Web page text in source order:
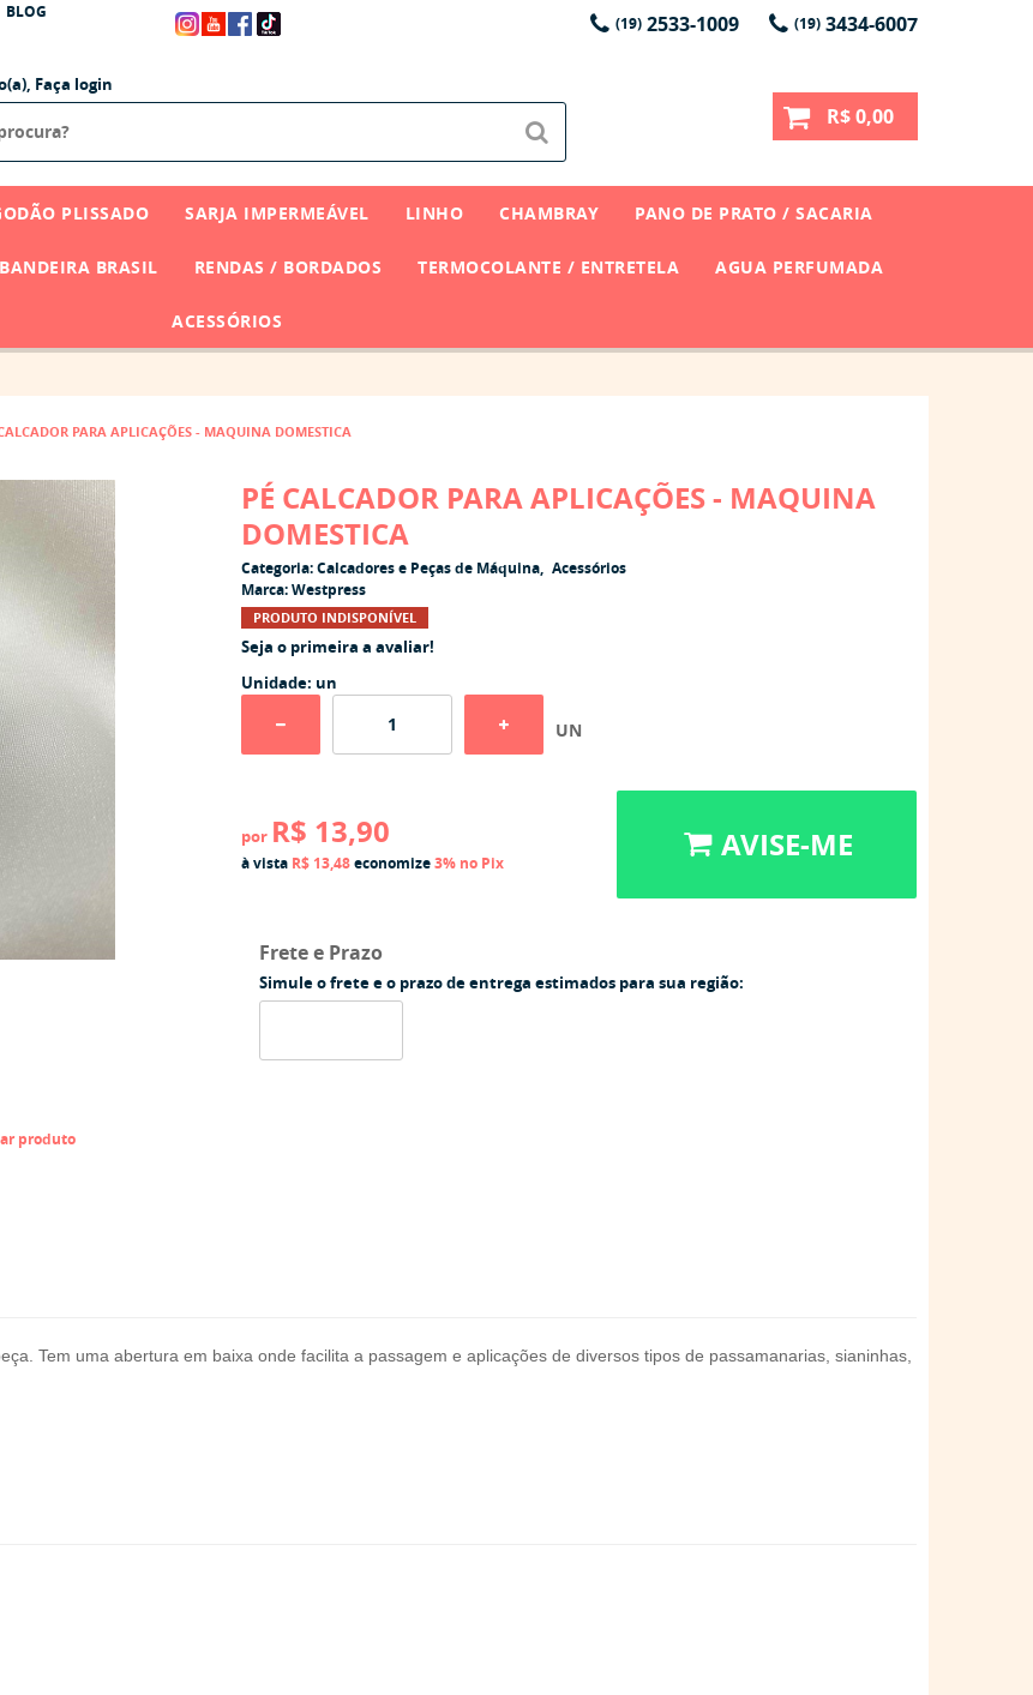
BLOG
(19)2533-1009 (19)3434-6007
Faça login
R$ 0,00
PLISSADO SARJA IMPERMEÁVEL LINHO CHAMBRAY PANO DE PRATO / SACARIA
BANDEIRA BRASIL RENDAS / BORDADOS TERMOCOLANTE / ENTRETELA AGUA PERFUMADA
ACESSÓRIOS
PARA APLICAÇÕES - MAQUINA DOMESTICA
produto
PÉ CALCADOR PARA APLICAÇÕES - MAQUINA
DOMESTICA
Categoria: Calcadores e Peças de Máquina
Acessórios
Marca:Westpress
PRODUTO INDISPONÍVEL
Seja o primeira a avaliar!
Unidade: un
UN
por R$ 13,90
à vista R$ 13,48economize3% no Pix AVISE-ME
Frete e Prazo
Simule o frete e o prazo de entrega estimados para sua região:
Tem uma abertura em baixa onde facilita a passagem e aplicações de diversos tipos de passamanarias, sianinhas,